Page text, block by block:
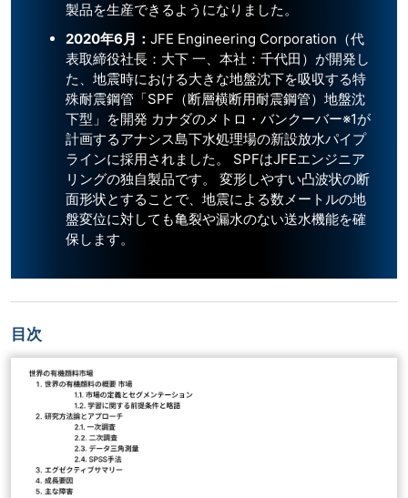
製品を生産できるようになりました。
2020年6月： JFE Engineering Corporation（代
表取締役社長：大下 一、本社：千代田）が開発し
た、地震時における大きな地盤沈下を吸収する特
殊耐震鋼管「SPF（断層横断用耐震鋼管）地盤沈
下型」を開発 カナダのメトロ・バンクーバー※1が
計画するアナシス島下水処理場の新設放水パイプ
ラインに採用されました。 SPFはJFEエンジニア
リングの独自製品です。 変形しやすい凸波状の断
面形状とすることで、地震による数メートルの地
盤変位に対しても亀裂や漏水のない送水機能を確
保します。
目次